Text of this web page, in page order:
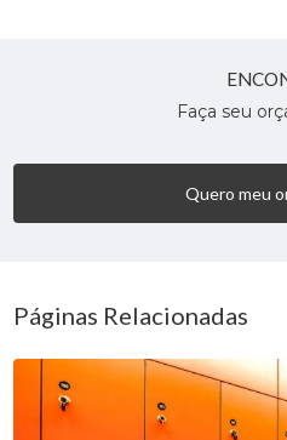
Faça seu
Quero meu
Páginas Relacionadas